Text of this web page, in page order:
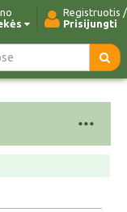
Registruotis /
Prisijungti
Kontaktai
...